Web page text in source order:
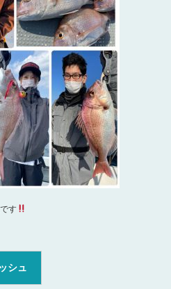
す
シュ